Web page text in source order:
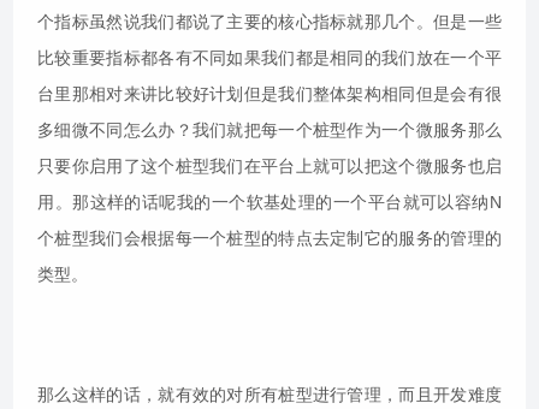
个指标虽然说我们都说了主要的核心指标就那几个。但是一些
比较重要指标都各有不同如果我们都是相同的我们放在一个平
台里那相对来讲比较好计划但是我们整体架构相同但是会有很
多细微不同怎么办？我们就把每一个桩型作为一个微服务那么
只要你启用了这个桩型我们在平台上就可以把这个微服务也启
用。那这样的话呢我的一个软基处理的一个平台就可以容纳N
个桩型我们会根据每一个桩型的特点去定制它的服务的管理的
类型。
那么这样的话，就有效的对所有桩型进行管理，而且开发难度